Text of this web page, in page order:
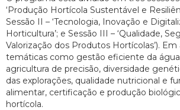
‘Produção Hortícola Sustentável e
Sessão II – ‘Tecnologia, Inovação e
Horticultura’; e Sessão III – ‘Qualidade,
Valorização dos Produtos Hortícolas’). Em
temáticas como gestão eficiente da
agricultura de precisão, diversidade
das explorações, qualidade nutricional e
alimentar, certificação e produção
hortícola.